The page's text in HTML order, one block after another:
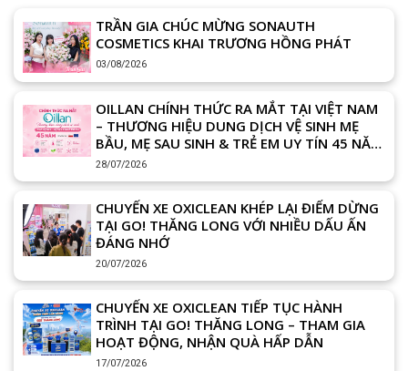
TRẦN GIA CHÚC MỪNG SONAUTH
COSMETICS KHAI TRƯƠNG HỒNG PHÁT
03/08/2026
OILLAN CHÍNH THỨC RA MẮT TẠI VIỆT NAM
– THƯƠNG HIỆU DUNG DỊCH VỆ SINH MẸ
BẦU, MẸ SAU SINH & TRẺ EM UY TÍN 45 NĂM
TỪ CHÂU ÂU
28/07/2026
CHUYẾN XE OXICLEAN KHÉP LẠI ĐIỂM DỪNG
TẠI GO! THĂNG LONG VỚI NHIỀU DẤU ẤN
ĐÁNG NHỚ
20/07/2026
CHUYẾN XE OXICLEAN TIẾP TỤC HÀNH
TRÌNH TẠI GO! THĂNG LONG – THAM GIA
HOẠT ĐỘNG, NHẬN QUÀ HẤP DẪN
17/07/2026